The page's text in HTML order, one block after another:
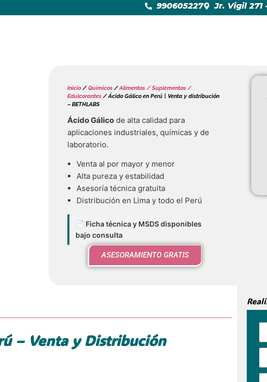
990605227 Jr. Vigil 271
Inicio / Químicos /Alimentos / Suplementos /
Edulcorantes / Ácido Gálico en Perú | Venta y distribución
– BETHLABS
Ácido Gálico de alta calidad para
aplicaciones industriales, químicas y de
laboratorio.
Venta al por mayor y menor
Alta pureza y estabilidad
Asesoría técnica gratuita
Distribución en Lima y todo el Perú
📄 Ficha técnica y MSDS disponibles
bajo consulta
ASESORAMIENTO GRATIS
– Venta y Distribución